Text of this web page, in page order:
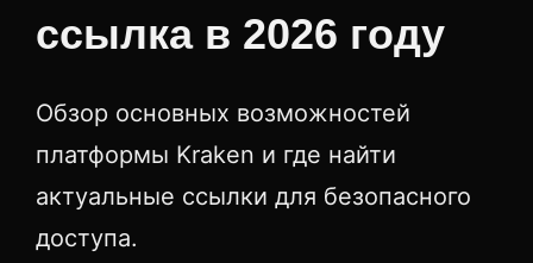
ссылка в 2026 году
Обзор основных возможностей
платформы Kraken и где найти
актуальные ссылки для безопасного
доступа.